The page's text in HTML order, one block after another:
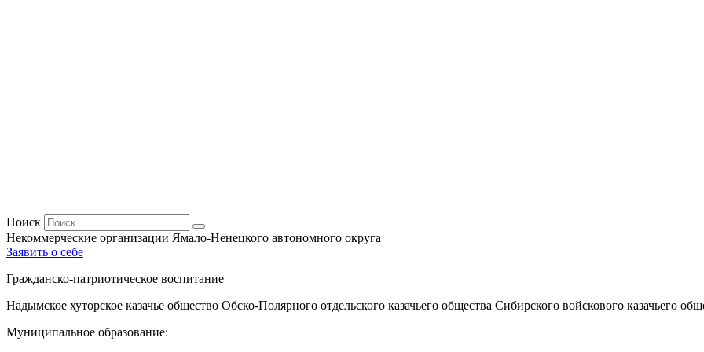
Поиск
Некоммерческие организации Ямало-Ненецкого автономного округа
Заявить о себе
Гражданско-патриотическое воспитание
Надымское хуторское казачье общество Обско-Полярного отдельского казачьего общества Сибирского войскового казачьего
Муниципальное образование: